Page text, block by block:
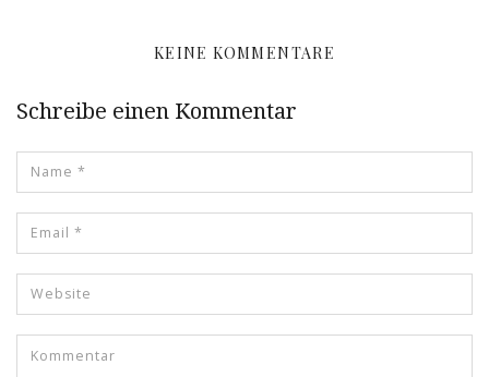
KEINE KOMMENTARE
Schreibe einen Kommentar